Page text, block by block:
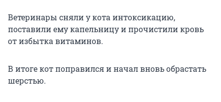
Ветеринары сняли у кота интоксикацию,
поставили ему капельницу и прочистили кровь
от избытка витаминов.
В итоге кот поправился и начал вновь обрастать
шерстью.